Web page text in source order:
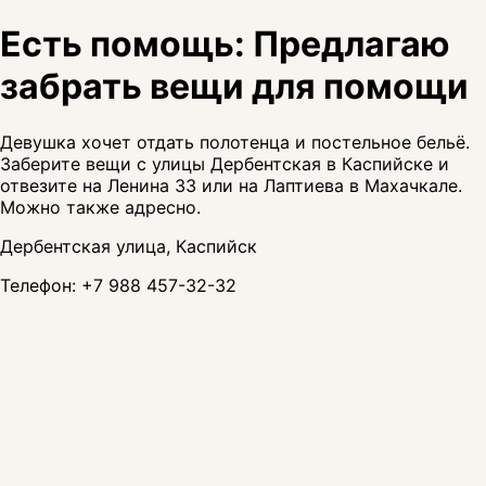
Есть помощь: Предлагаю
забрать вещи для помощи
Девушка хочет отдать полотенца и постельное бельё.
Заберите вещи с улицы Дербентская в Каспийске и
отвезите на Ленина 33 или на Лаптиева в Махачкале.
Можно также адресно.
Дербентская улица, Каспийск
Телефон: +7 988 457-32-32